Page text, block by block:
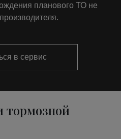
планового ТО не
в сервис
тормозной